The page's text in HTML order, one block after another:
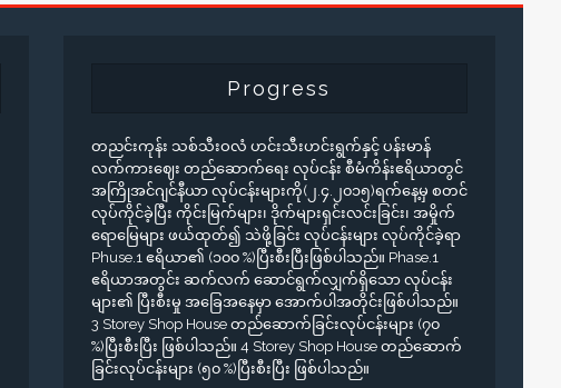
Progress
တညင်းကုန်း သစ်သီးဝလံ ဟင်းသီးဟင်းရွက်နှင့် ပန်းမာန်
လက်ကားဈေး တည်ဆောက်ရေး လုပ်ငန်း စီမံကိန်းဧရိယာတွင်
အကြိုအင်ဂျင်နီယာ လုပ်ငန်းများကို(၂.၄.၂၀၁၅)ရက်နေ့မှ စတင်
လုပ်ကိုင်ခဲ့ပြီး ကိုင်းမြက်များ၊ ဒိုက်များရှင်းလင်းခြင်း၊ အမှိုက်
ရောမြေများ ဖယ်ထုတ်၍ သဲဖို့ခြင်း လုပ်ငန်းများ လုပ်ကိုင်ခဲ့ရာ
Phuse.1 ဧရိယာ၏ (၁၀၀ %)ပြီးစီးပြီးဖြစ်ပါသည်။ Phase.1
ဧရိယာအတွင်း ဆက်လက် ဆောင်ရွက်လျှက်ရှိသော လုပ်ငန်း
များ၏ ပြီးစီးမှု အခြေအနေမှာ အောက်ပါအတိုင်းဖြစ်ပါသည်။
3 Storey Shop House တည်ဆောက်ခြင်းလုပ်ငန်းများ (၇၀
%)ပြီးစီးပြီး ဖြစ်ပါသည်။ 4 Storey Shop House တည်ဆောက်
ခြင်းလုပ်ငန်းများ (၅၀ %)ပြီးစီးပြီး ဖြစ်ပါသည်။